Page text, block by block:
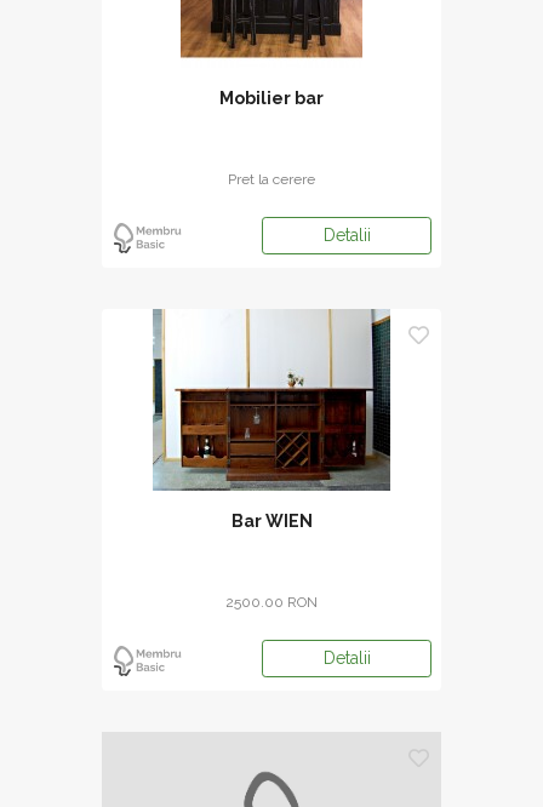
Mobilier bar
Pret la cerere
Detalii
Bar WIEN
2500.00 RON
Detalii